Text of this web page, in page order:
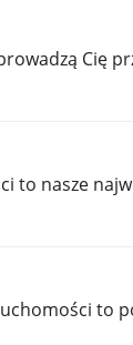
Cię
to nasze
to